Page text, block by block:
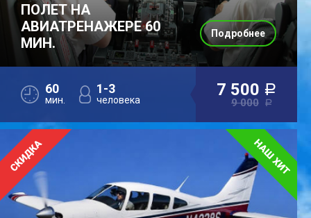
ПОЛЕТ НА
АВИАТРЕНАЖЕРЕ 60
МИН.
60
мин.
1-3
человека
7 500 a
9 000 a
Подробнее